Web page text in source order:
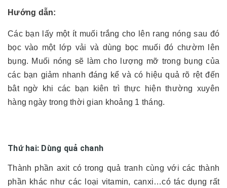
Hướng dẫn:
Các bạn lấy một ít muối trắng cho lên rang nóng sau đó
bọc vào một lớp vải và dùng bọc muối đó chườm lên
bụng. Muối nóng sẽ làm cho lượng mỡ trong bụng của
các bạn giảm nhanh đáng kể và có hiệu quả rõ rệt đến
bât ngờ khi các bạn kiên trì thực hiện thường xuyên
hàng ngày trong thời gian khoảng 1 tháng.
Thứ hai: Dùng quả chanh
Thành phần axit có trong quả tranh cùng với các thành
phần khác như các loại vitamin, canxi…có tác dụng rất